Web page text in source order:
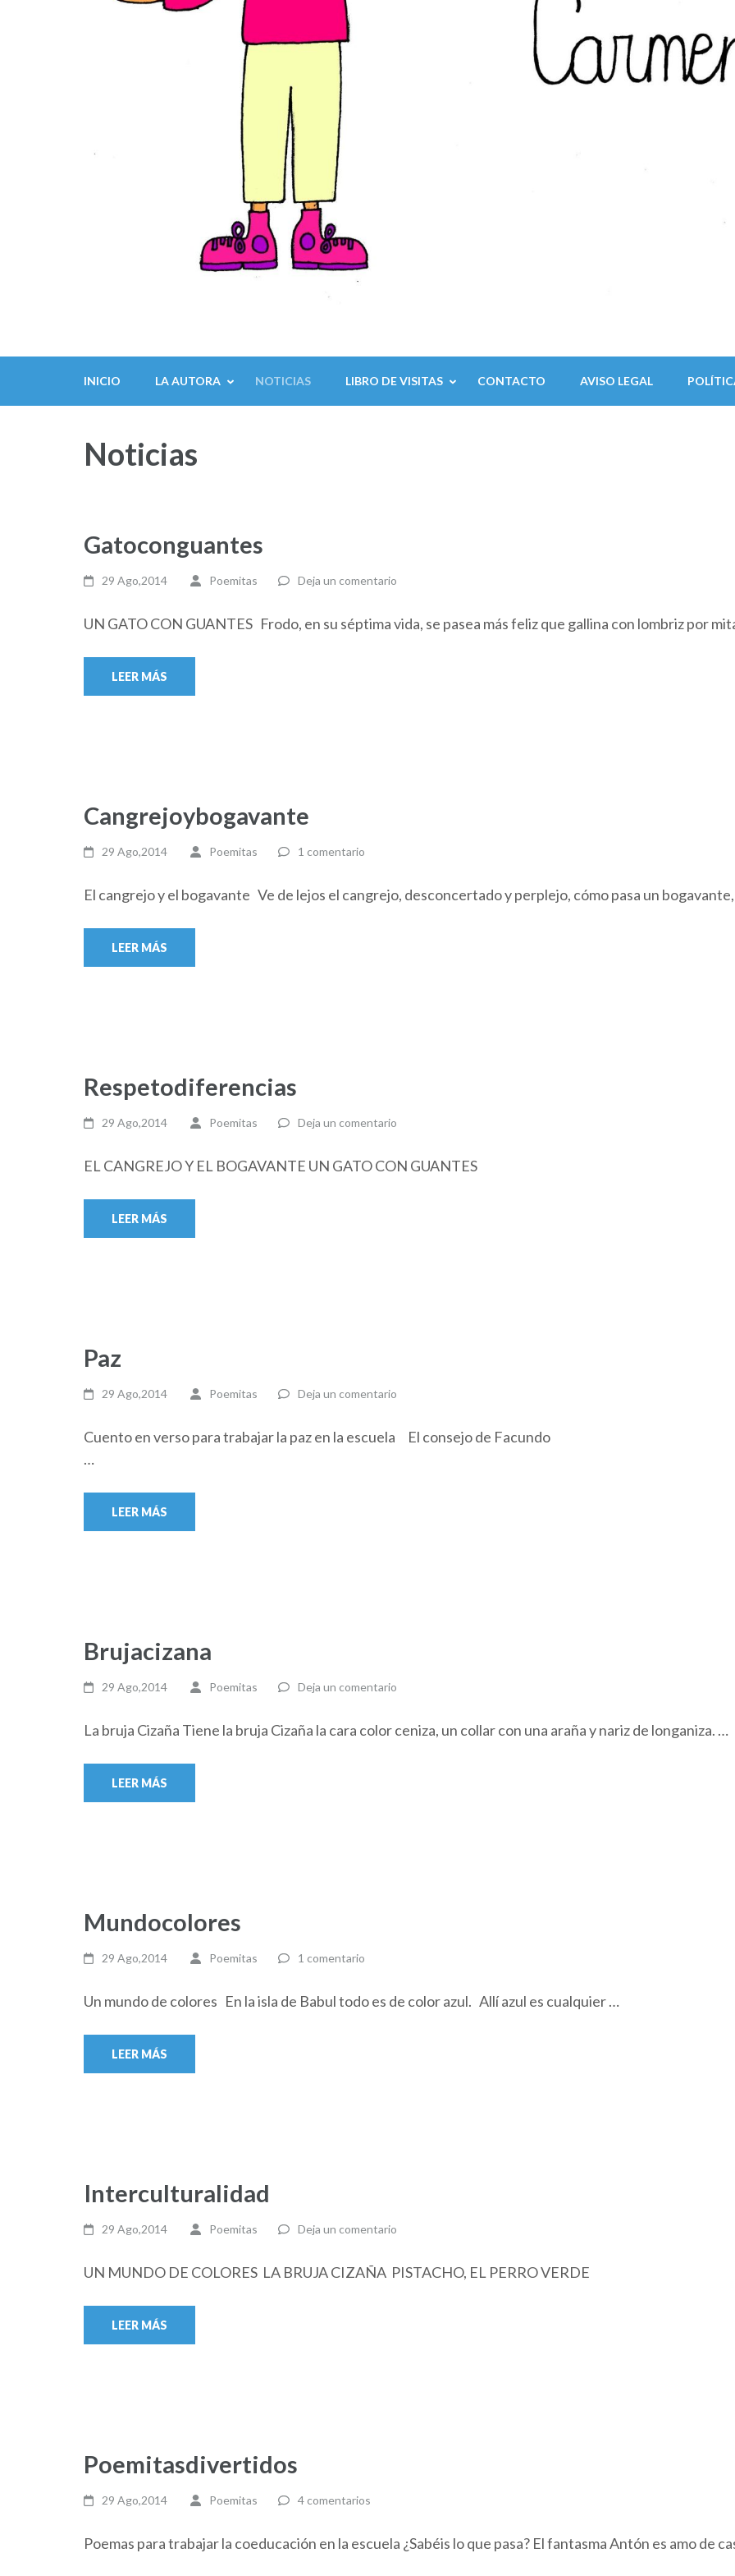
INICIO LA AUTORA NOTICIAS LIBRO DE VISITAS CONTACTO AVISO LEGAL
Noticias
Gatoconguantes
29 Ago,2014 Poemitas Deja un comentario
UN GATO CON GUANTES Frodo, en su séptima vida, se pasea más feliz que gallina con lombriz por
LEER MÁS
Cangrejoybogavante
29 Ago,2014 Poemitas 1 comentario
El cangrejo y el bogavante Ve de lejos el cangrejo, desconcertado y perplejo, cómo pasa un
LEER MÁS
Respetodiferencias
29 Ago,2014 Poemitas Deja un comentario
EL CANGREJO Y EL BOGAVANTE UN GATO CON GUANTES
LEER MÁS
Paz
29 Ago,2014 Poemitas Deja un comentario
Cuento en verso para trabajar la paz en la escuela El consejo de
…
LEER MÁS
Brujacizana
29 Ago,2014 Poemitas Deja un comentario
La bruja Cizaña Tiene la bruja Cizaña la cara color ceniza, un collar con una araña y nariz de longaniza. …
LEER MÁS
Mundocolores
29 Ago,2014 Poemitas 1 comentario
Un mundo de colores En la isla de Babul todo es de color azul. Allí azul es cualquier …
LEER MÁS
Interculturalidad
29 Ago,2014 Poemitas Deja un comentario
UN MUNDO DE COLORES LA BRUJA CIZAÑA PISTACHO, EL PERRO VERDE
LEER MÁS
Poemitasdivertidos
29 Ago,2014 Poemitas 4 comentarios
Poemas para trabajar la coeducación en la escuela ¿Sabéis lo que pasa? El fantasma Antón es amo de